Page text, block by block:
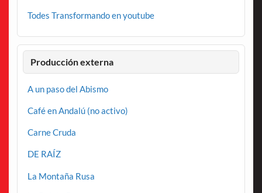
Todes Transformando en youtube
Producción externa
A un paso del Abismo
Café en Andalú (no activo)
Carne Cruda
DE RAÍZ
La Montaña Rusa